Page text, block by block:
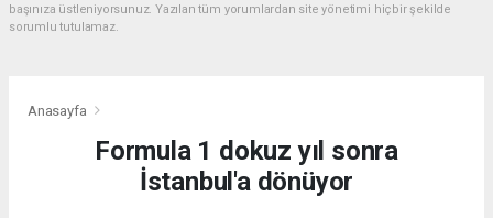
başınıza üstleniyorsunuz. Yazılan tüm yorumlardan site yönetimi hiçbir şekilde
sorumlu tutulamaz.
Anasayfa
Formula 1 dokuz yıl sonra
İstanbul'a dönüyor